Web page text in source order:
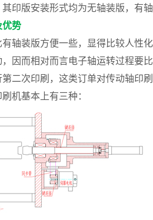
印版安装形式均为无轴装版，有
势
轴装版方便一些，显得比较人性
因而相对而言电子轴运转过程要
二次印刷，这类订单对传动轴印
机基本上有三种：